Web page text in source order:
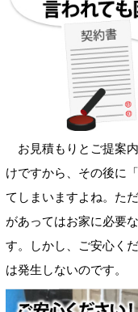
お見積もりとご提案
けですから、その後に
てしまいますよね。た
があってはお家に必要
す。しかし、ご安心く
は発生しないのです。